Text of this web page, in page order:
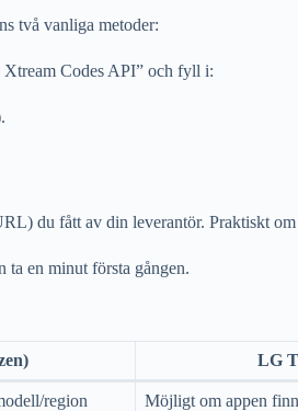
två vanliga metoder:
Codes API” och fyll i:
du fått av din leverantör. Praktiskt
ta en minut första gången.
LG
region Möjligt om appen